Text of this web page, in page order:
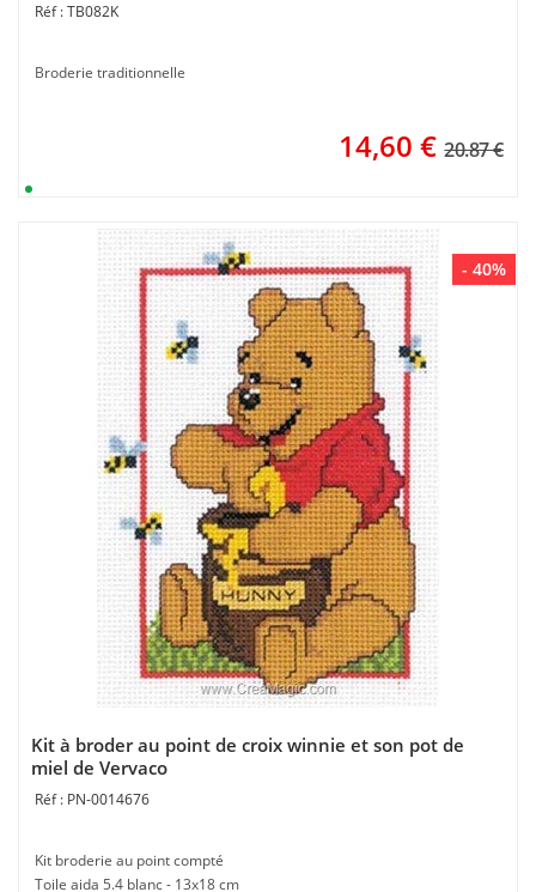
TB082K
Broderie traditionnelle
14,60 € 20.87 €
- 40%
Kit à broder au point de croix winnie et son pot de
miel de Vervaco
PN-0014676
Kit broderie au point compté
Toile aida 5.4 blanc - 13x18 cm